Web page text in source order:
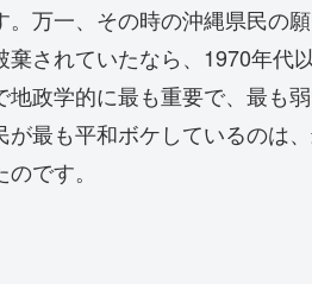
万一、その時の沖縄県民の
棄されていたなら、1970年代
政学的に最も重要で、最も
最も平和ボケしているのは
です。